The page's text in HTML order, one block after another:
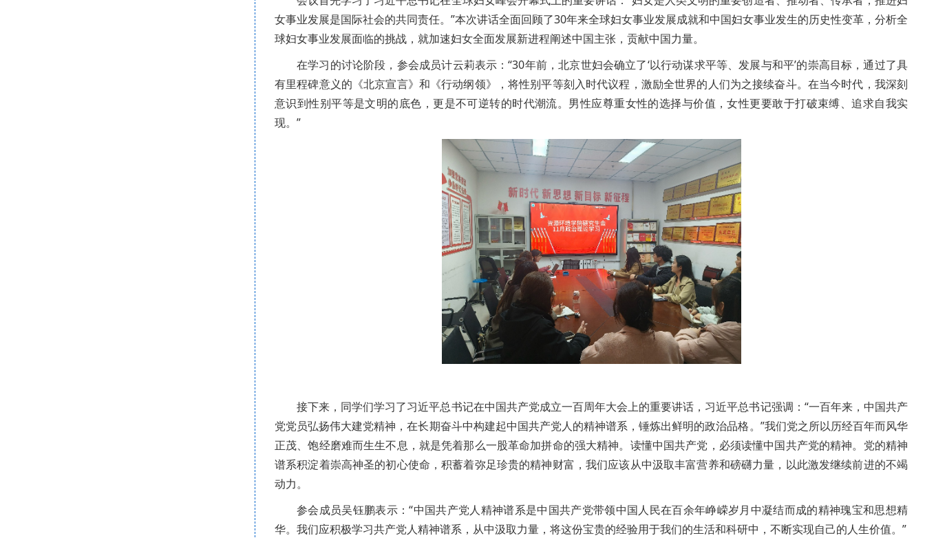
女事业发展是国际社会的共同责任。”本次讲话全面回顾了30年来全球妇女事业发展成就和中国妇女事业发生的历史性变革，分析全
球妇女事业发展面临的挑战，就加速妇女全面发展新进程阐述中国主张，贡献中国力量。
在学习的讨论阶段，参会成员计云莉表示：“30年前，北京世妇会确立了‘以行动谋求平等、发展与和平’的崇高目标，通过了具
有里程碑意义的《北京宣言》和《行动纲领》，将性别平等刻入时代议程，激励全世界的人们为之接续奋斗。在当今时代，我深刻
意识到性别平等是文明的底色，更是不可逆转的时代潮流。男性应尊重女性的选择与价值，女性更要敢于打破束缚、追求自我实
现。”
接下来，同学们学习了习近平总书记在中国共产党成立一百周年大会上的重要讲话，习近平总书记强调：“一百年来， 中国共产
党党员弘扬伟大建党精神，在长期奋斗中构建起中国共产党人的精神谱系，锤炼出鲜明的政治品格。”我们党之所以历经百年而风华
正茂、饱经磨难而生生不息，就是凭着那么一股革命加拼命的强大精神。读懂中国共产党，必须读懂中国共产党的精神。党的精神
谱系积淀着崇高神圣的初心使命，积蓄着弥足珍贵的精神财富，我们应该从中汲取丰富营养和磅礴力量，以此激发继续前进的不竭
动力。
参会成员吴钰鹏表示：“中国共产党人精神谱系是中国共产党带领中国人民在百余年峥嵘岁月中凝结而成的精神瑰宝和思想精
华。我们应积极学习共产党人精神谱系，从中汲取力量，将这份宝贵的经验用于我们的生活和科研中，不断实现自己的人生价值。”